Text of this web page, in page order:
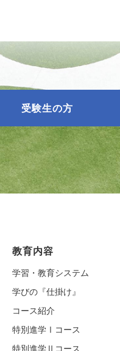
受験生の方
教育内容
学習・教育システム
学びの『仕掛け』
コース紹介
特別進学Ⅰコース
特別進学Ⅱコース